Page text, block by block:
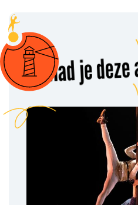
Had je